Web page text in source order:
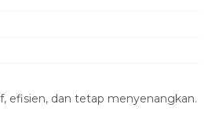
efisien, dan tetap menyenangkan.